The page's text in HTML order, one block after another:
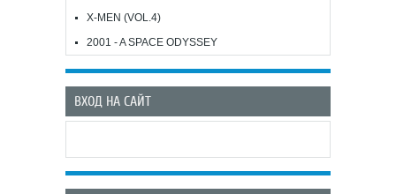
X-MEN (VOL.4)
2001 - A SPACE ODYSSEY
ВХОД НА САЙТ